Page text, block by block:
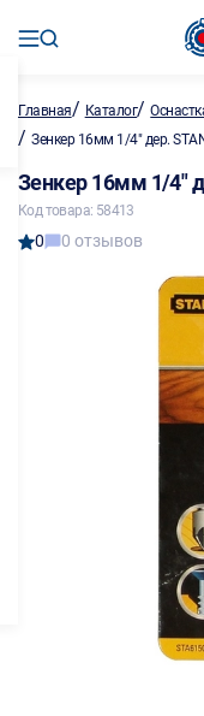
Главная/ Каталог/
/ Зенкер 16мм 1/4" дер.
Зенкер 16мм 1/4"
Код товара: 58413
0 0 отзывов